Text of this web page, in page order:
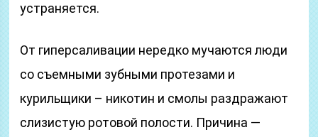
устраняется.
От гиперсаливации нередко мучаются люди
со съемными зубными протезами и
курильщики – никотин и смолы раздражают
слизистую ротовой полости. Причина —